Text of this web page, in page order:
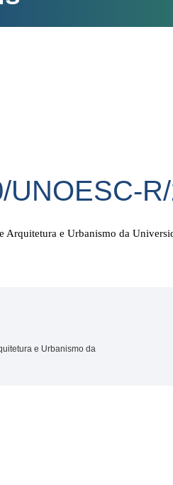
UNOESC-
e Urbanismo da
e Urbanismo da